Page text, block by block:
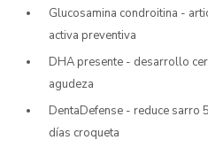
Glucosamina condroitina -
activa preventiva
DHA presente - desarrollo
agudeza
DentaDefense - reduce sarro
días croqueta